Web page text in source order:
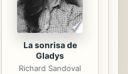
La sonrisa de
Gladys
Richard Sandoval